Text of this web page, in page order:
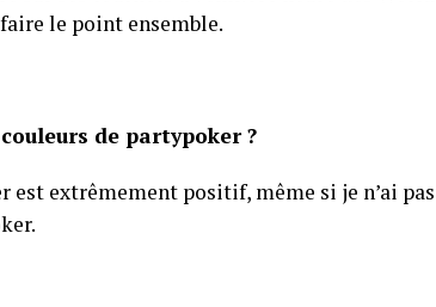
faire le point ensemble.
de partypoker ?
est extrêmement positif, même si je n’ai pas